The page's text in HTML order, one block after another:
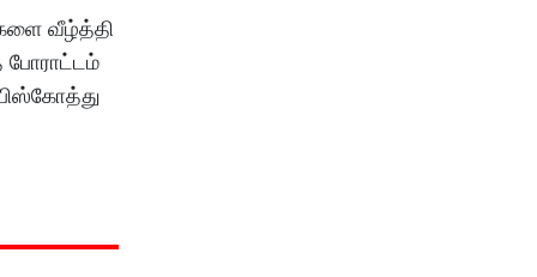
வீழ்த்தி
போராட்டம்